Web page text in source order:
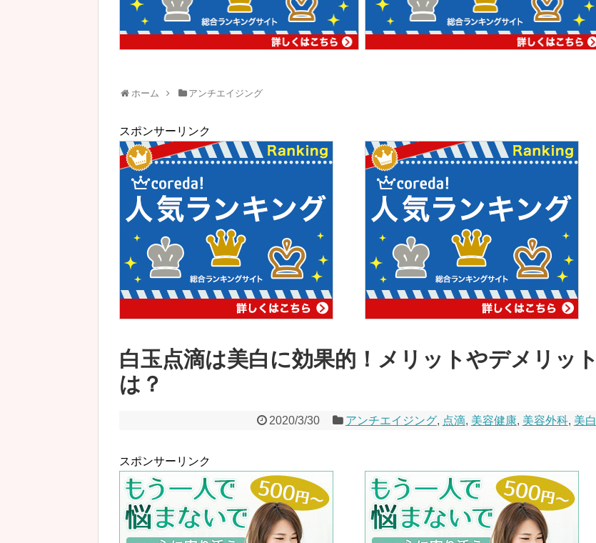
ホーム アンチエイジング
スポンサーリンク
白玉点滴は美白に効果的！メリットやデメリット
は？
2020/3/30 アンチエイジング, 点滴, 美容健康, 美容外科, 美白
スポンサーリンク